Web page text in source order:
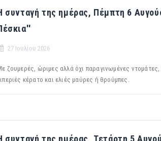
συνταγή της ημέρας, Πέμπτη 6
27 Ιουλίου 2026
ζουμερές, ώριμες αλλά όχι παραγινωμένες
κέρατο και ελιές μαύρες ή θρούμπες.
συνταγή της ημέρας, Τετάρτη 5